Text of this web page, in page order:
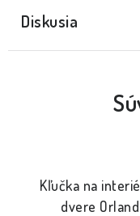
Diskusia
Kľučka na
dvere